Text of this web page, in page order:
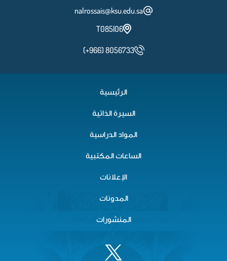
nalrossais@ksu.edu.sa
06|T085
(+966) 8056733
الرئيسية
السيرة الذاتية
المواد الدراسية
الساعات المكتبية
الإعلانات
المدونات
المنشورات